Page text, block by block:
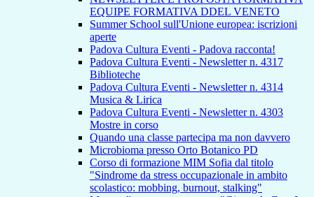
EQUIPE FORMATIVA DDEL VENETO
Summer School sull'Unione europea: iscrizioni
aperte
Padova Cultura Eventi - Padova racconta!
Padova Cultura Eventi - Newsletter n. 4317
Biblioteche
Padova Cultura Eventi - Newsletter n. 4314
Musica & Lirica
Padova Cultura Eventi - Newsletter n. 4303
Mostre in corso
Quando una classe partecipa ma non davvero
Microbioma presso Orto Botanico PD
Corso di formazione MIM Sofia dal titolo
"Sindrome da stress occupazionale in ambito
scolastico: mobbing, burnout, stalking"